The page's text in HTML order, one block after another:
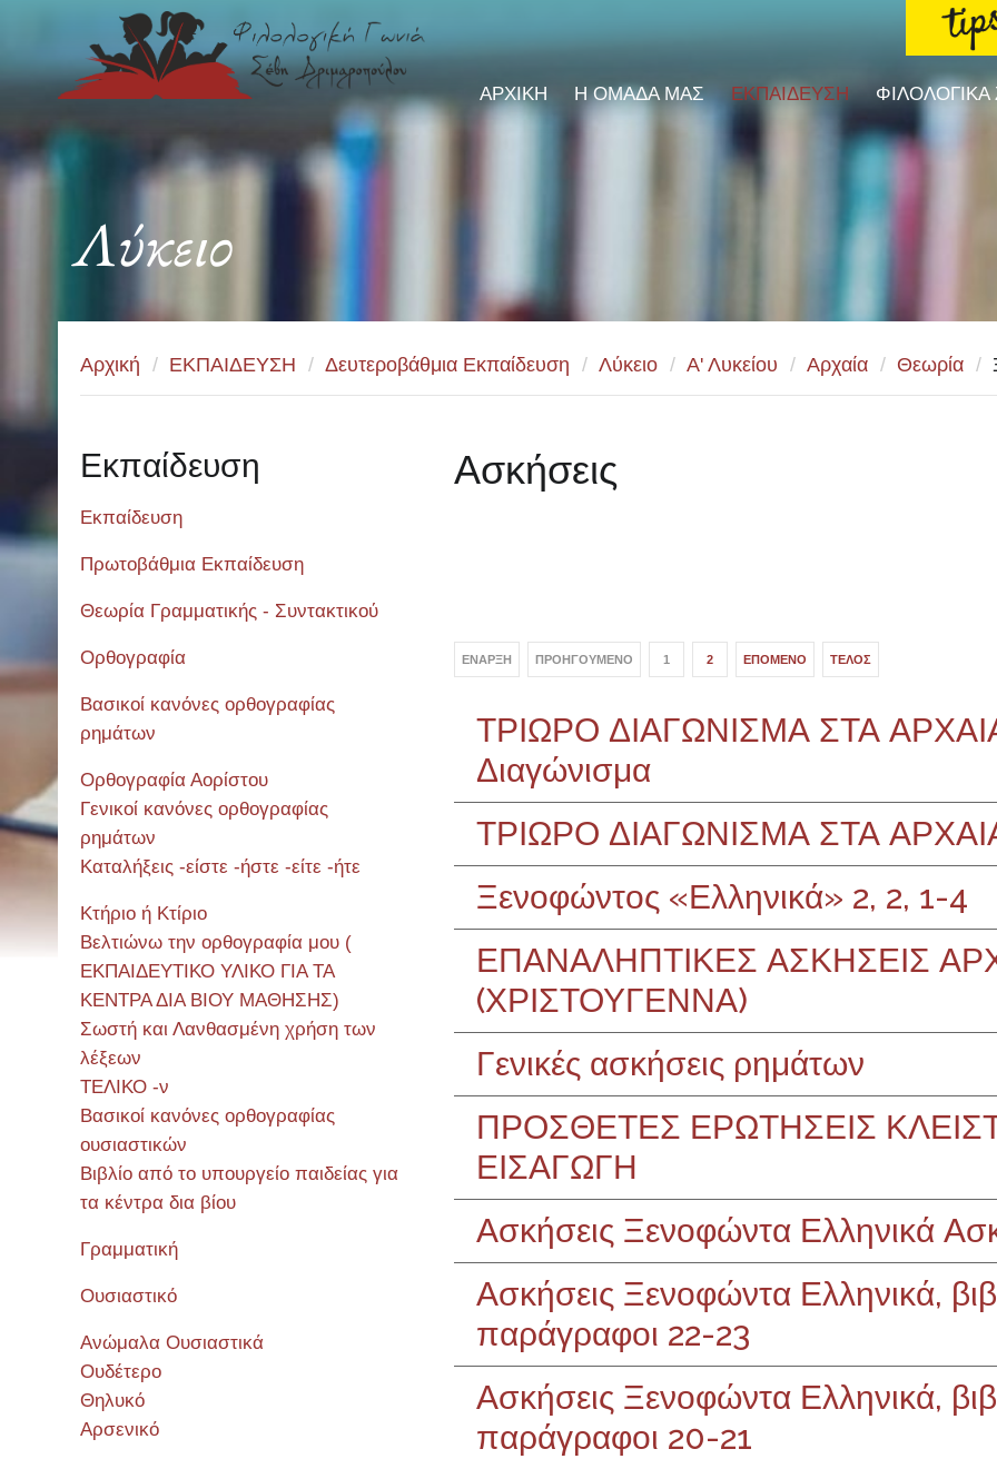
ΑΡΧΙΚΗ Η ΟΜΑΔΑ ΜΑΣ ΕΚΠΑΙΔΕΥΣΗ
Λύκειο
Αρχική / ΕΚΠΑΙΔΕΥΣΗ / Δευτεροβάθμια Εκπαίδευση / Λύκειο / Α' Λυκείου / Αρχαία / Θεωρία /
Ασκήσεις
ΈΝΑΡΞΗ ΠΡΟΗΓΟΎΜΕΝΟ 1 2 ΕΠΌΜΕΝΟ ΤΈΛΟΣ
ΤΡΙΩΡΟ ΔΙΑΓΩΝΙΣΜΑ ΣΤΑ
Διαγώνισμα
ΤΡΙΩΡΟ ΔΙΑΓΩΝΙΣΜΑ ΣΤΑ
Ξενοφώντος «Ελληνικά» 2, 2, 1-4
ΕΠΑΝΑΛΗΠΤΙΚΕΣ ΑΣΚΗΣΕΙΣ
(ΧΡΙΣΤΟΥΓΕΝΝΑ)
Γενικές ασκήσεις ρημάτων
ΠΡΟΣΘΕΤΕΣ ΕΡΩΤΗΣΕΙΣ
ΕΙΣΑΓΩΓΗ
Ασκήσεις Ξενοφώντα Ελληνικά
Ασκήσεις Ξενοφώντα Ελληνικά,
παράγραφοι 22-23
Ασκήσεις Ξενοφώντα Ελληνικά,
παράγραφοι 20-21
Εκπαίδευση
Εκπαίδευση
Πρωτοβάθμια Εκπαίδευση
Θεωρία Γραμματικής - Συντακτικού
Ορθογραφία
Βασικοί κανόνες ορθογραφίας
ρημάτων
Ορθογραφία Αορίστου
Γενικοί κανόνες ορθογραφίας
ρημάτων
Καταλήξεις -είστε -ήστε -είτε -ήτε
Κτήριο ή Κτίριο
Βελτιώνω την ορθογραφία μου (
ΕΚΠΑΙΔΕΥΤΙΚΟ ΥΛΙΚΟ ΓΙΑ ΤΑ
ΚΕΝΤΡΑ ΔΙΑ ΒΙΟΥ ΜΑΘΗΣΗΣ)
Σωστή και Λανθασμένη χρήση των
λέξεων
ΤΕΛΙΚΟ -ν
Βασικοί κανόνες ορθογραφίας
ουσιαστικών
Βιβλίο από το υπουργείο παιδείας για
τα κέντρα δια βίου
Γραμματική
Ουσιαστικό
Ανώμαλα Ουσιαστικά
Ουδέτερο
Θηλυκό
Αρσενικό